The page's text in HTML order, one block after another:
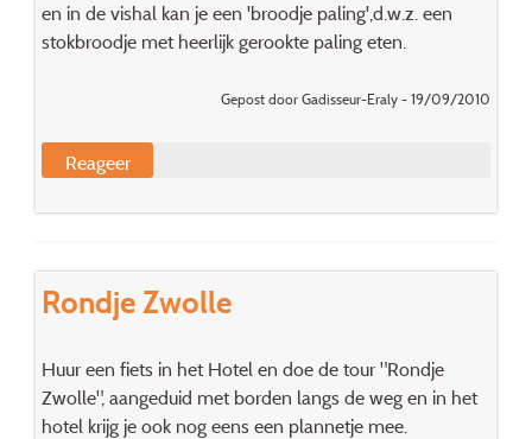
en in de vishal kan je een 'broodje paling',d.w.z. een
stokbroodje met heerlijk gerookte paling eten.
Gepost door Gadisseur-Eraly - 19/09/2010
Reageer
Rondje Zwolle
Huur een fiets in het Hotel en doe de tour "Rondje
Zwolle", aangeduid met borden langs de weg en in het
hotel krijg je ook nog eens een plannetje mee.